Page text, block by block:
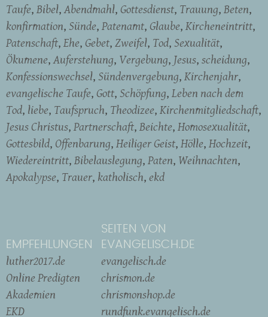
Taufe Bibel Abendmahl Gottesdienst Trauung Beten
konfirmation Sünde Patenamt Glaube Kircheneintritt
Patenschaft Ehe Gebet Zweifel Tod Sexualität
Ökumene Auferstehung Vergebung Jesus scheidung
Konfessionswechsel Sündenvergebung Kirchenjahr
evangelische Taufe Gott Schöpfung Leben nach dem
Tod liebe Taufspruch Theodizee Kirchenmitgliedschaft
Jesus Christus Partnerschaft Beichte Homosexualität
Gottesbild Offenbarung Heiliger Geist Hölle Hochzeit
Wiedereintritt Bibelauslegung Paten Weihnachten
Apokalypse Trauer katholisch ekd
EMPFEHLUNGEN
luther2017.de
Online Predigten
Akademien
EKD
SEITEN VON
EVANGELISCH.DE
evangelisch.de
chrismon.de
chrismonshop.de
rundfunk.evangelisch.de